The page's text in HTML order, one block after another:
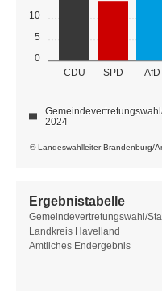
0
5
10
CDU SPD AfD
© Landeswahlleiter Brandenburg/
2024